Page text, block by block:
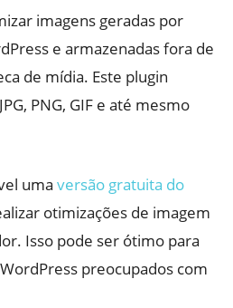
imagens geradas por
e armazenadas fora de
de mídia. Este plugin
PNG, GIF e até mesmo
uma versão gratuita do
otimizações de imagem
Isso pode ser ótimo para
preocupados com